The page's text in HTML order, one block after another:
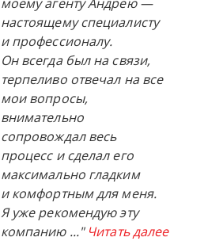
настоящему специалисту
и профессионалу.
Он всегда был на связи,
терпеливо отвечал на все
мои вопросы,
внимательно
сопровождал весь
процесс и сделал его
максимально гладким
и комфортным для меня.
Я уже рекомендую эту
компанию ..." Читать далее